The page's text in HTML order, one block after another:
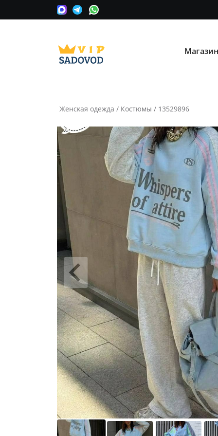
О нас
Информация
Условия покупки
Как сделать заказ
Рассчитать доставку
Доставка и возврат
Магазин
Женская одежда / Костюмы / 13529896